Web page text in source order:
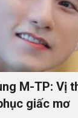
M-TP: Vị
giấc mơ